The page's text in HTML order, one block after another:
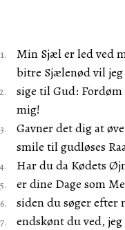
Min Sjæl er led ved
bitre Sjælenød vil jeg
sige til Gud:
mig!
Gavner det dig at
smile til gudløses
Har du da Kødets
er dine Dage som
siden du søger efter
endskønt du ved,